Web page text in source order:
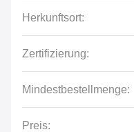
Herkunftsort:
Zertifizierung:
Mindestbestellmenge:
Preis: